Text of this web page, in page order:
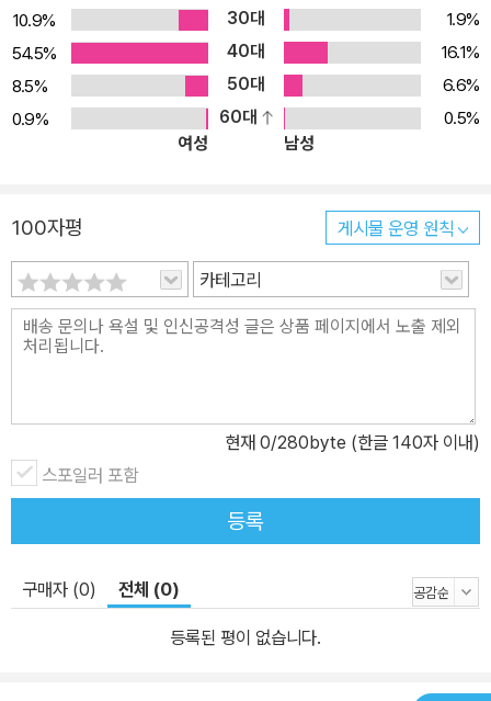
10.9%
30대
1.9%
54.5%
40대
16.1%
8.5%
50대
6.6%
0.9%
60대
0.5%
여성
남성
100자평 게시물 운영 원칙
카테고리
현재 0/280byte (한글 140자 이내)
스포일러 포함
등록
구매자 (0) 전체 (0)
등록된 평이 없습니다.